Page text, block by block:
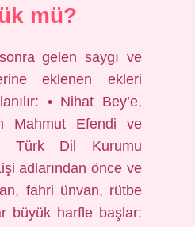
mü?
gelen saygı ve
eklenen ekleri
• Nihat Bey’e,
Mahmut Efendi ve
Türk Dil Kurumu
adlarından önce ve
fahri ünvan, rütbe
büyük harfle başlar: